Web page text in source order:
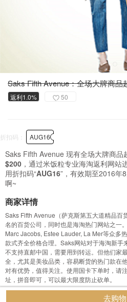
Saks Fifth Avenue：全场大牌商
返利1.0% 50
折扣码： AUG16
Saks Fifth Avenue 现有全场大牌商品
$200 ，通过米饭粒专业海淘返利网站
用折扣码“AUG16”，有效期至2016年
啊~
商家详情
Saks Fifth Avenue（萨克斯第五大道精品百
名的百货公司，同时也是海淘热门网站之一
Marc Jacobs, Estee Lauder, La Mer等众多
款式齐全价格合理。Saks网站对于海淘新手
不支持直邮中国，需要用到转运。但他们家
全，尤其是美妆品类，容易断货的热门款在
对有优势，值得关注。使用国卡下单时，请
址，拼音即可，可以最大限度防止砍单。
去购物